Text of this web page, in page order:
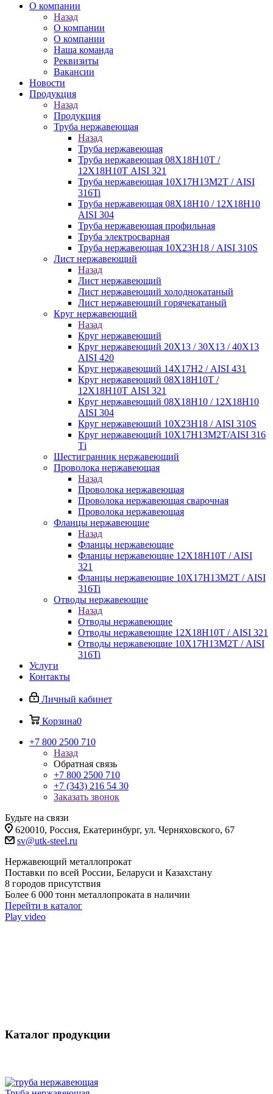
О компании
Назад
О компании
О компании
Наша команда
Реквизиты
Вакансии
Новости
Продукция
Назад
Продукция
Труба нержавеющая
Назад
Труба нержавеющая
Труба нержавеющая 08Х18Н10Т /
12Х18Н10Т AISI 321
Труба нержавеющая 10Х17Н13М2Т / AISI
316Ti
Труба нержавеющая 08Х18Н10 / 12Х18Н10
AISI 304
Труба нержавеющая профильная
Труба электросварная
Труба нержавеющая 10Х23Н18 / AISI 310S
Лист нержавеющий
Назад
Лист нержавеющий
Лист нержавеющий холоднокатаный
Лист нержавеющий горячекатаный
Круг нержавеющий
Назад
Круг нержавеющий
Круг нержавеющий 20Х13 / 30Х13 / 40Х13
AISI 420
Круг нержавеющий 14Х17Н2 / AISI 431
Круг нержавеющий 08Х18Н10Т /
12Х18Н10Т AISI 321
Круг нержавеющий 08Х18Н10 / 12Х18Н10
AISI 304
Круг нержавеющий 10Х23Н18 / AISI 310S
Круг нержавеющий 10Х17Н13М2Т/AISI 316
Тi
Шестигранник нержавеющий
Проволока нержавеющая
Назад
Проволока нержавеющая
Проволока нержавеющая сварочная
Проволока нержавеющая
Фланцы нержавеющие
Назад
Фланцы нержавеющие
Фланцы нержавеющие 12Х18Н10Т / AISI
321
Фланцы нержавеющие 10Х17Н13М2Т / AISI
316Ti
Отводы нержавеющие
Назад
Отводы нержавеющие
Отводы нержавеющие 12Х18Н10Т / AISI 321
Отводы нержавеющие 10Х17Н13М2Т / AISI
316Ti
Услуги
Контакты
Личный кабинет
Корзина0
+7 800 2500 710
Назад
Обратная связь
+7 800 2500 710
+7 (343) 216 54 30
Заказать звонок
Будьте на связи
620010, Россия, Екатеринбург, ул. Черняховского, 67
sv@utk-steel.ru
Нержавеющий металлопрокат
Поставки по всей России, Беларуси и Казахстану
8 городов присутствия
Более 6 000 тонн металлопроката в наличии
Перейти в каталог
Play video
Каталог продукции